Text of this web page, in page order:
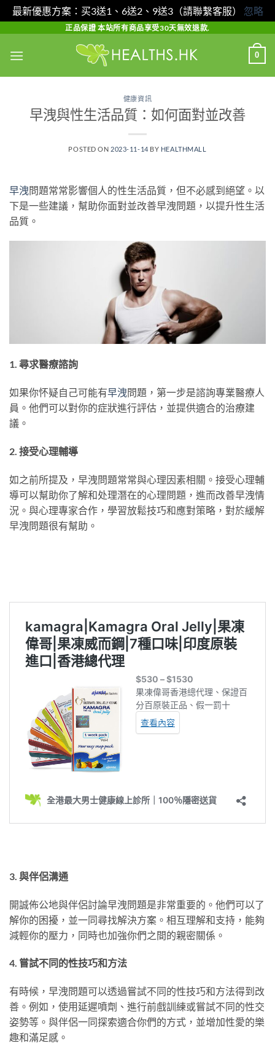
最新優惠方案：买3送1、6送2、9送3（請聯繫客服） 忽略
content
正品保證 本站所有商品享受30天無效退款.
0
健康資訊
早洩與性生活品質：如何面對並改善
POSTED ON 2023-11-14 BY HEALTHMALL
早洩問題常常影響個人的性生活品質，但不必感到絕望。以
下是一些建議，幫助你面對並改善早洩問題，以提升性生活
品質。
1. 尋求醫療諮詢
如果你怀疑自己可能有早洩問題，第一步是諮詢專業醫療人
員。他們可以對你的症狀進行評估，並提供適合的治療建
議。
2. 接受心理輔導
如之前所提及，早洩問題常常與心理因素相關。接受心理輔
導可以幫助你了解和处理潛在的心理問題，進而改善早洩情
況。與心理專家合作，學習放鬆技巧和應對策略，對於緩解
早洩問題很有幫助。
3. 與伴侶溝通
開誠佈公地與伴侶討論早洩問題是非常重要的。他們可以了
解你的困擾，並一同尋找解決方案。相互理解和支持，能夠
減輕你的壓力，同時也加強你們之間的親密關係。
4. 嘗試不同的性技巧和方法
有時候，早洩問題可以透過嘗試不同的性技巧和方法得到改
善。例如，使用延遲噴劑、進行前戲訓練或嘗試不同的性交
姿勢等。與伴侶一同探索適合你們的方式，並增加性愛的樂
趣和滿足感。